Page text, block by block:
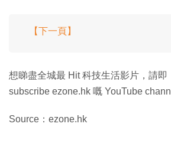
【下一頁】
想睇盡全城最 Hit 科技生活影片，請即
subscribe ezone.hk 嘅 YouTube
Source：ezone.hk